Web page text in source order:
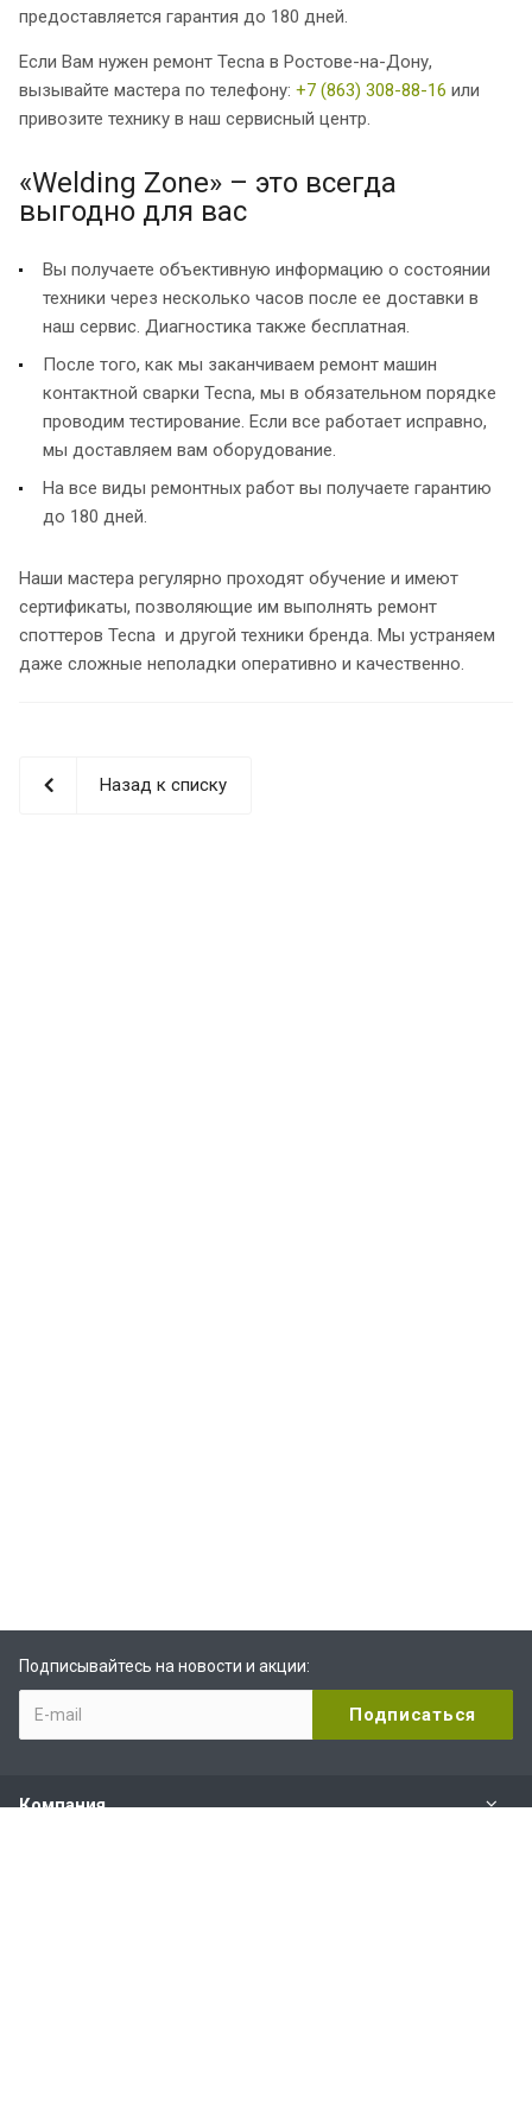
предоставляется гарантия до 180 дней.
Если Вам нужен ремонт Tecna в Ростове-на-Дону,
вызывайте мастера по телефону: +7 (863) 308-88-16 или
привозите технику в наш сервисный центр.
«Welding Zone» – это всегда
выгодно для вас
Вы получаете объективную информацию о состоянии
техники через несколько часов после ее доставки в
наш сервис. Диагностика также бесплатная.
После того, как мы заканчиваем ремонт машин
контактной сварки Tecna, мы в обязательном порядке
проводим тестирование. Если все работает исправно,
мы доставляем вам оборудование.
На все виды ремонтных работ вы получаете гарантию
до 180 дней.
Наши мастера регулярно проходят обучение и имеют
сертификаты, позволяющие им выполнять ремонт
споттеров Tecna и другой техники бренда. Мы устраняем
даже сложные неполадки оперативно и качественно.
Назад к списку
Подписывайтесь на новости и акции:
Компания